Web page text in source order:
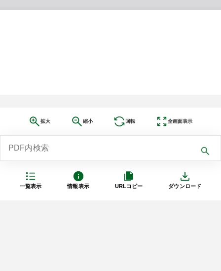
一覧表示 情報表示 URLコピー ダウンロード
拡大 縮小 回転 全画面表示